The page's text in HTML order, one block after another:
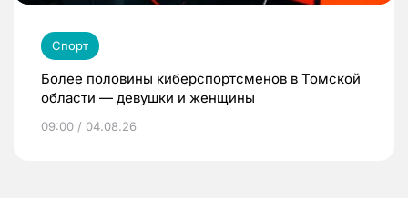
Спорт
Более половины киберспортсменов в Томской
области — девушки и женщины
09:00 / 04.08.26